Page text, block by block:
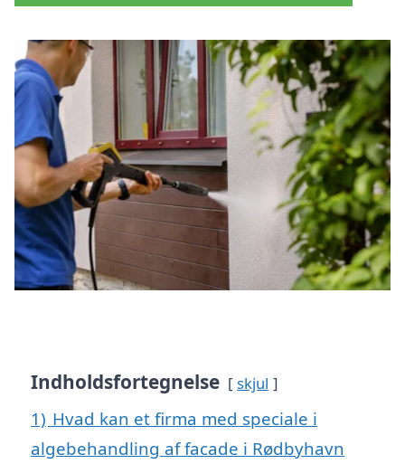
Indholdsfortegnelse skjul
1) Hvad kan et firma med speciale i
algebehandling af facade i Rødbyhavn